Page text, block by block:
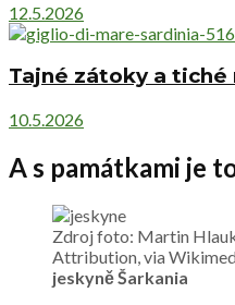
12.5.2026
Tajné zátoky a
10.5.2026
A s památkami je
Zdroj foto: Martin
Attribution, via
jeskyně Šarkania